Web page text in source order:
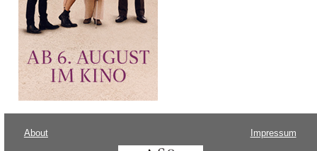
About Impressum